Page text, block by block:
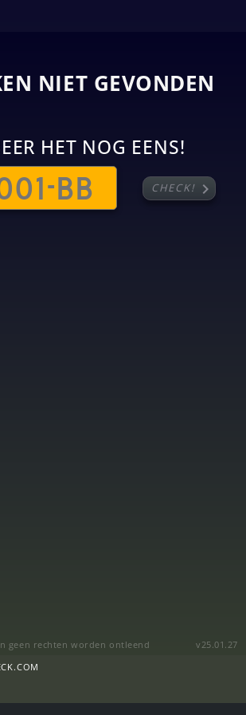
NIET GEVONDEN
HET NOG EENS!
CHECK! chevron_right
geen rechten worden ontleend
v25.01.27